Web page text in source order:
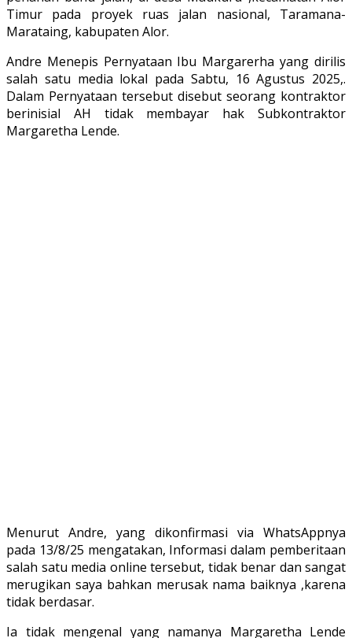
Timur pada proyek ruas jalan nasional, Taramana-
Marataing, kabupaten Alor.
Andre Menepis Pernyataan Ibu Margarerha yang dirilis
salah satu media lokal pada Sabtu, 16 Agustus 2025,.
Dalam Pernyataan tersebut disebut seorang kontraktor
berinisial AH tidak membayar hak Subkontraktor
Margaretha Lende.
Menurut Andre, yang dikonfirmasi via WhatsAppnya
pada 13/8/25 mengatakan, Informasi dalam pemberitaan
salah satu media online tersebut, tidak benar dan sangat
merugikan saya bahkan merusak nama baiknya ,karena
tidak berdasar.
Ia tidak mengenal yang namanya Margaretha Lende